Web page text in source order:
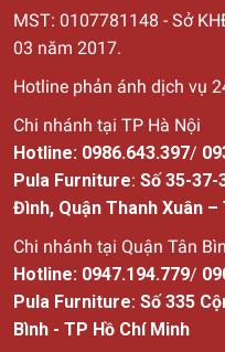
MST: 0107781148 - Sở
03 năm 2017.
Hotline phản ánh dịch vụ
Chi nhánh tại TP Hà Nội
Hotline: 0986.643.397/
Pula Furniture: Số 35-37-
Đình, Quận Thanh Xuân –
Chi nhánh tại Quận Tân
Hotline: 0947.194.779/
Pula Furniture: Số 335
Bình - TP Hồ Chí Minh